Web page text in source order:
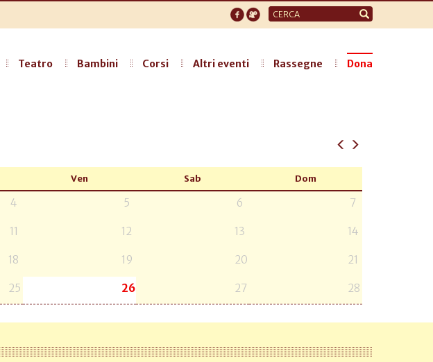
Form
di
Teatro Bambini Corsi Altri eventi Rassegne Dona
Ven Sab Dom
4 5 6 7
11 12 13 14
18 19 20 21
25 26 27 28